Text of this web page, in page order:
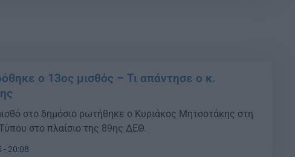
ο 13ος μισθός – Τι απάντησε ο κ.
στο δημόσιο ρωτήθηκε ο Κυριάκος Μητσοτάκης στη
στο πλαίσιο της 89ης ΔΕΘ.
20:08